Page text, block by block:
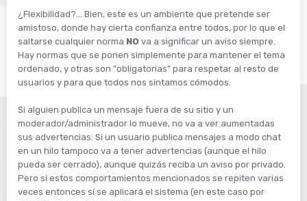
¿Flexibilidad?... Bien, este es un ambiente que pretende ser
amistoso, donde hay cierta confianza entre todos, por lo que el
saltarse cualquier norma NO va a significar un aviso siempre.
Hay normas que se ponen simplemente para mantener el tema
ordenado, y otras son "obligatorias" para respetar al resto de
usuarios y para que todos nos sintamos cómodos.
Si alguien publica un mensaje fuera de su sitio y un
moderador/administrador lo mueve, no va a ver aumentadas
sus advertencias. Si un usuario publica mensajes a modo chat
en un hilo tampoco va a tener advertencias (aunque el hilo
pueda ser cerrado), aunque quizás reciba un aviso por privado.
Pero si estos comportamientos mencionados se repiten varias
veces entonces sí se aplicará el sistema (en este caso por